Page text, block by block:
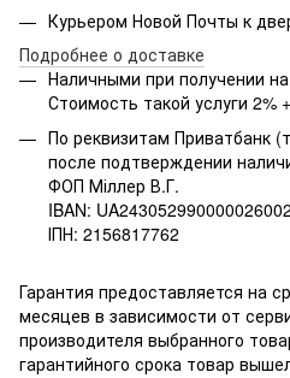
Курьером Новой Почты к
Подробнее о доставке
Наличными при получении
Стоимость такой услуги
По реквизитам Приватбанк
после подтверждении
ФОП Міллер В.Г.
IBAN:
ІПН: 2156817762
Гарантия предоставляется на
месяцев в зависимости от
производителя выбранного
гарантийного срока товар